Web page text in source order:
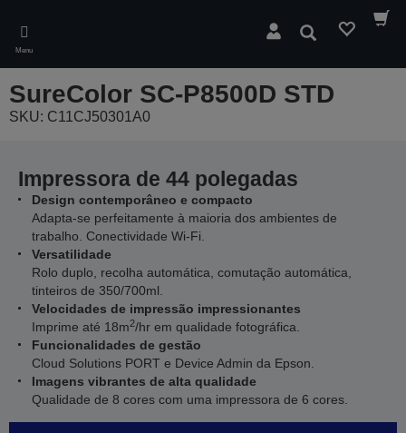
main
content
Menu
Pesquisar
SureColor SC-P8500D STD
SKU: C11CJ50301A0
Impressora de 44 polegadas
Design contemporâneo e compacto
Adapta-se perfeitamente à maioria dos ambientes de
trabalho. Conectividade Wi-Fi.
Versatilidade
Rolo duplo, recolha automática, comutação automática,
tinteiros de 350/700ml.
Velocidades de impressão impressionantes
Imprime até 18m2/hr em qualidade fotográfica.
Funcionalidades de gestão
Cloud Solutions PORT e Device Admin da Epson.
Imagens vibrantes de alta qualidade
Qualidade de 8 cores com uma impressora de 6 cores.